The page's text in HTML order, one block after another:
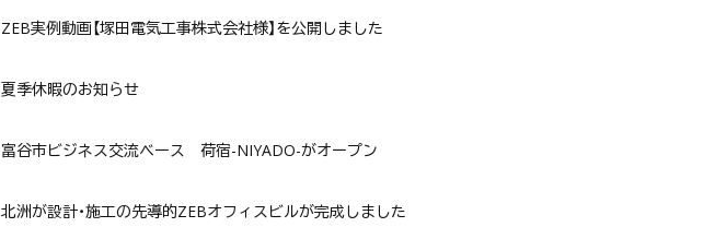
ZEB実例動画【塚田電気工事株式会社様】を公開しました
夏季休暇のお知らせ
富谷市ビジネス交流ベース 荷宿-NIYADO-がオープン
北洲が設計・施工の先導的ZEBオフィスビルが完成しました